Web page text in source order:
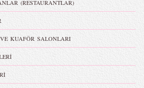
(RESTAURANTLAR)
KUAFÖR SALONLARI